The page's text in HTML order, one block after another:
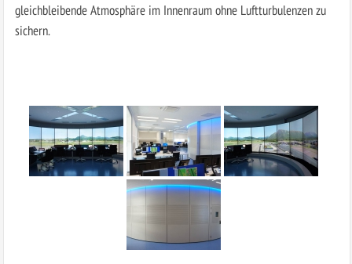
gleichbleibende Atmosphäre im Innenraum ohne Luftturbulenzen zu
sichern.